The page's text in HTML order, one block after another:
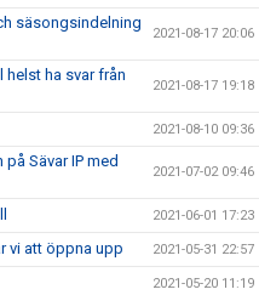
säsongsindelning
2021-08-17 20:06
helst ha svar från
2021-08-17 19:18
2021-08-10 09:36
Sävar IP med
2021-07-02 09:46
2021-06-01 17:23
vi att öppna upp 2021-05-31 22:57
2021-05-20 11:19